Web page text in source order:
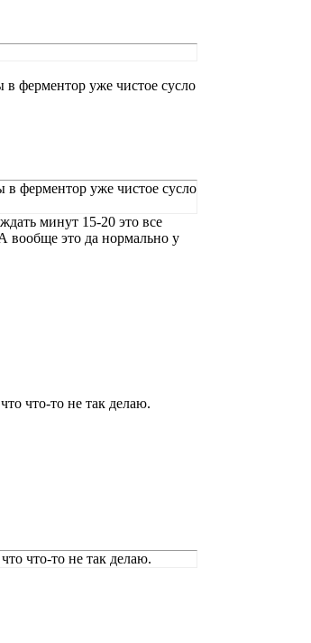
ферментор уже чистое сусло
в ферментор уже чистое сусло
минут 15-20 это все
вообще это да нормально у
что-то не так делаю.
что-то не так делаю.